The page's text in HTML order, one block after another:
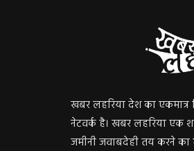
खबर लहरिया देश का एकमात्र
नेटवर्क है। खबर लहरिया एक
जमीनी जवाबदेही तय करने का